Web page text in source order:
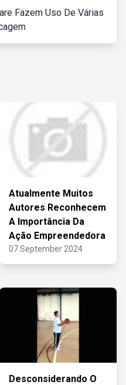
Fazem Uso De Várias
Atualmente Muitos
Autores Reconhecem
A Importância Da
Ação Empreendedora
07 September 2024
Desconsiderando O